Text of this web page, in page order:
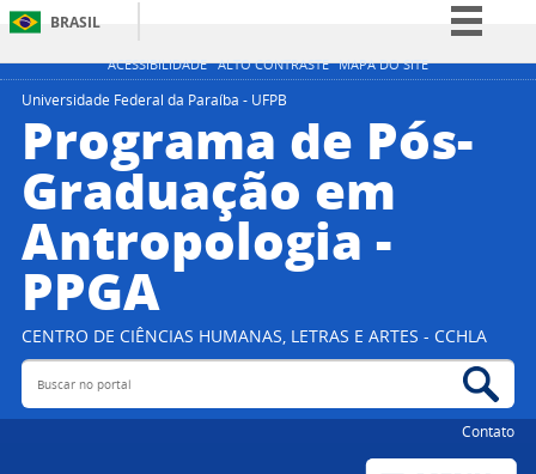
ACESSIBILIDADE ALTO CONTRASTE MAPA DO SITE
BRASIL
Simplifique!
Participe
Legislação
Canais
Universidade Federal da Paraíba - UFPB
Programa de Pós-
Graduação em
Antropologia -
PPGA
CENTRO DE CIÊNCIAS HUMANAS, LETRAS E ARTES - CCHLA
Buscar no portal
Contato